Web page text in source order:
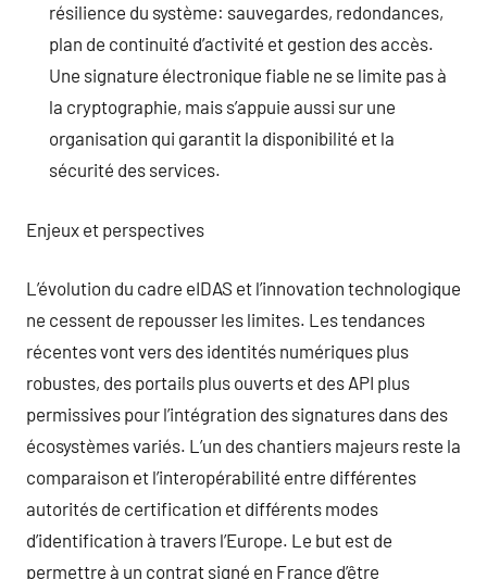
résilience du système: sauvegardes, redondances,
plan de continuité d’activité et gestion des accès.
Une signature électronique fiable ne se limite pas à
la cryptographie, mais s’appuie aussi sur une
organisation qui garantit la disponibilité et la
sécurité des services.
Enjeux et perspectives
L’évolution du cadre eIDAS et l’innovation technologique
ne cessent de repousser les limites. Les tendances
récentes vont vers des identités numériques plus
robustes, des portails plus ouverts et des API plus
permissives pour l’intégration des signatures dans des
écosystèmes variés. L’un des chantiers majeurs reste la
comparaison et l’interopérabilité entre différentes
autorités de certification et différents modes
d’identification à travers l’Europe. Le but est de
permettre à un contrat signé en France d’être